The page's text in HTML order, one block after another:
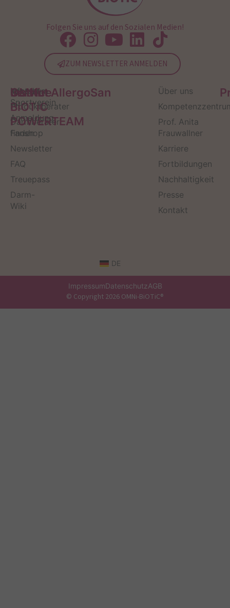
Folgen Sie uns auf den Sozialen Medien!
ZUM NEWSLETTER ANMELDEN
Service
Kontakt
Produktberater
Darmberater
finden
Newsletter
FAQ
Treuepass
Darm-
Wiki
OMNi-
BiOTiC
POWERTEAM
Infos zum
Sportverein
Anmeldung
Fanshop
Institut AllergoSan
Über uns
Prof. Anita
Frauwallner
Karriere
Fortbildungen
Nachhaltigkeit
Presse
Kontakt
DE
ImpressumDatenschutzAGB
© Copyright 2026 OMNi-BiOTiC®